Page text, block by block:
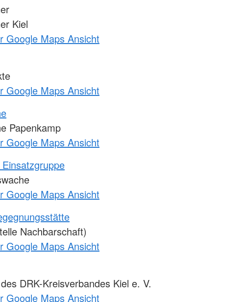
Kiel
Google Maps Ansicht
Google Maps Ansicht
Papenkamp
Google Maps Ansicht
Google Maps Ansicht
Nachbarschaft)
Google Maps Ansicht
DRK-Kreisverbandes Kiel e. V.
Google Maps Ansicht